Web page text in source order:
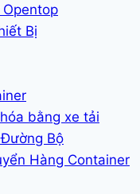
Bị
bằng xe tải
Bộ
Hàng Container